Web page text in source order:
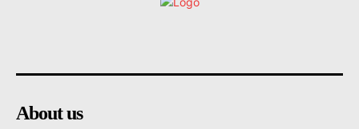
About us